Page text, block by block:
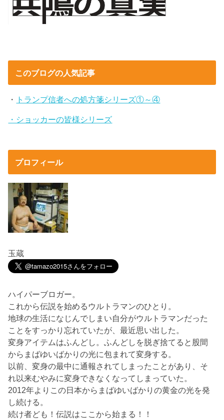
このブログの人気記事
・ トランプ信者への処方箋シリーズ①～④
・ショッカーの皆様シリーズ
プロフィール
玉蔵
ハイパーブロガー。
これから伝説を始めるウルトラマンのひとり。
地球の生活になじんでしまい自分がウルトラマンだった
ことをすっかり忘れていたが、最近思い出した。
変身アイテムはふんどし。ふんどしを脱ぎ捨てると股間
からまばゆいばかりの光に包まれて変身する。
以前、変身の最中に通報されてしまったことがあり、そ
れ以来むやみに変身できなくなってしまっていた。
2012年よりこの日本からまばゆいばかりの黄金の光を発
し続ける。
続け者ども！伝説はここから始まる！！